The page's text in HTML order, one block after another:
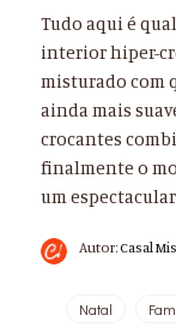
Tudo aqui é
interior hiper-
misturado com
ainda mais
crocantes
finalmente o
um
Autor:Casal
Natal